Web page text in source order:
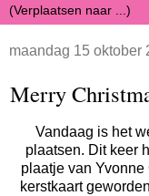
maandag 15 oktober
Merry
Vandaag is het
plaatsen. Dit keer
plaatje van
kerstkaart